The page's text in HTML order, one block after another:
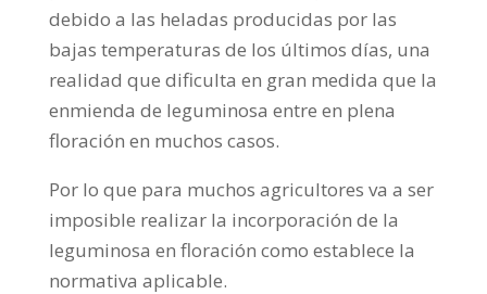
debido a las heladas producidas por las
bajas temperaturas de los últimos días, una
realidad que dificulta en gran medida que la
enmienda de leguminosa entre en plena
floración en muchos casos.
Por lo que para muchos agricultores va a ser
imposible realizar la incorporación de la
leguminosa en floración como establece la
normativa aplicable.